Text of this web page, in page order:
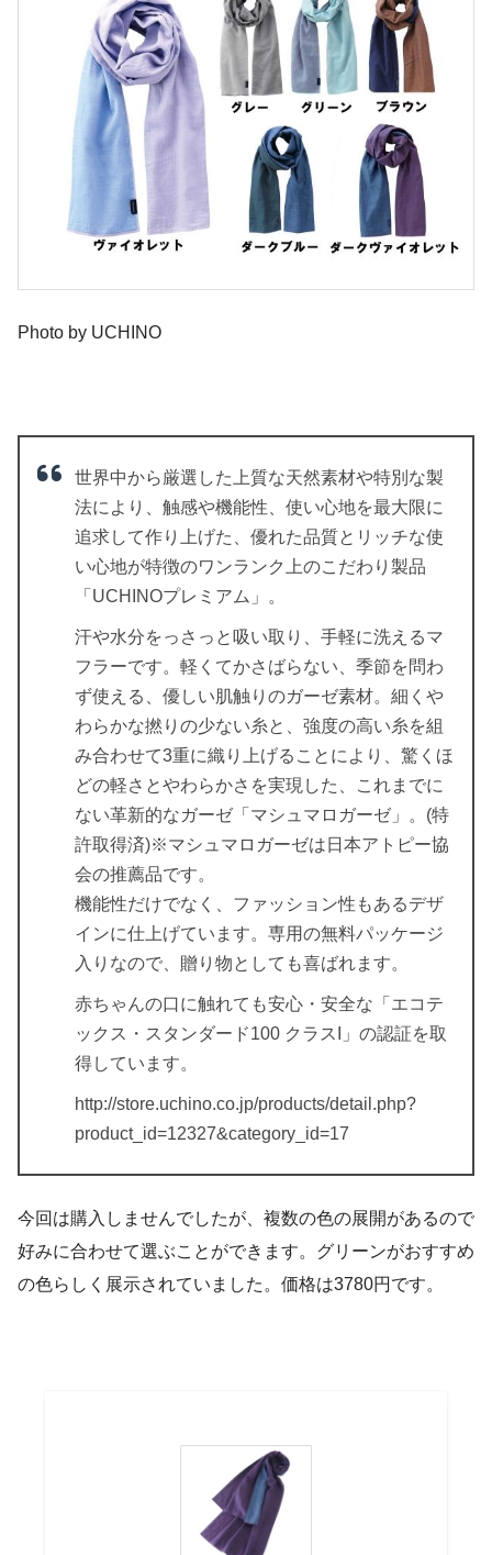
Photo by UCHINO
世界中から厳選した上質な天然素材や特別な製
法により、触感や機能性、使い心地を最大限に
追求して作り上げた、優れた品質とリッチな使
い心地が特徴のワンランク上のこだわり製品
「UCHINOプレミアム」。
汗や水分をっさっと吸い取り、手軽に洗えるマ
フラーです。軽くてかさばらない、季節を問わ
ず使える、優しい肌触りのガーゼ素材。細くや
わらかな撚りの少ない糸と、強度の高い糸を組
み合わせて3重に織り上げることにより、驚くほ
どの軽さとやわらかさを実現した、これまでに
ない革新的なガーゼ「マシュマロガーゼ」。(特
許取得済)※マシュマロガーゼは日本アトピー協
会の推薦品です。
機能性だけでなく、ファッション性もあるデザ
インに仕上げています。専用の無料パッケージ
入りなので、贈り物としても喜ばれます。
赤ちゃんの口に触れても安心・安全な「エコテ
ックス・スタンダード100 クラスI」の認証を取
得しています。
http://store.uchino.co.jp/products/detail.php?
product_id=12327&category_id=17
今回は購入しませんでしたが、複数の色の展開があるので
好みに合わせて選ぶことができます。グリーンがおすすめ
の色らしく展示されていました。価格は3780円です。